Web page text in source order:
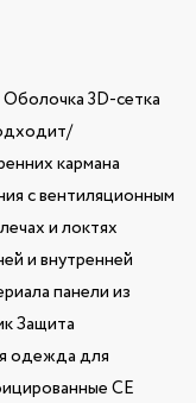
3D-сетка
кармана
с вентиляционным
и локтях
и внутренней
панели из
Защита
одежда для
CE